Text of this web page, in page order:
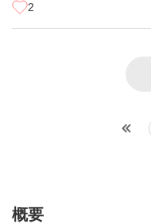
2
概要